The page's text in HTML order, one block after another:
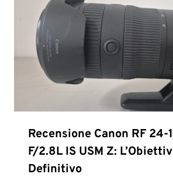
Recensione Canon RF 24-
F/2.8L IS USM Z:
Definitivo